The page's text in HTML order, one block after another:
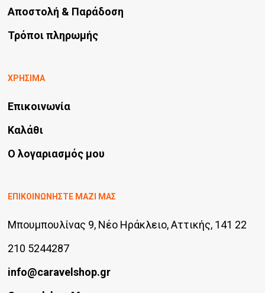
Αποστολή & Παράδοση
Τρόποι πληρωμής
ΧΡΗΣΙΜΑ
Επικοινωνία
Καλάθι
Ο λογαριασμός μου
ΕΠΙΚΟΙΝΩΝΗΣΤΕ ΜΑΖΙ ΜΑΣ
Μπουμπουλίνας 9, Νέο Ηράκλειο, Αττικής, 141 22
210 5244287
info@caravelshop.gr